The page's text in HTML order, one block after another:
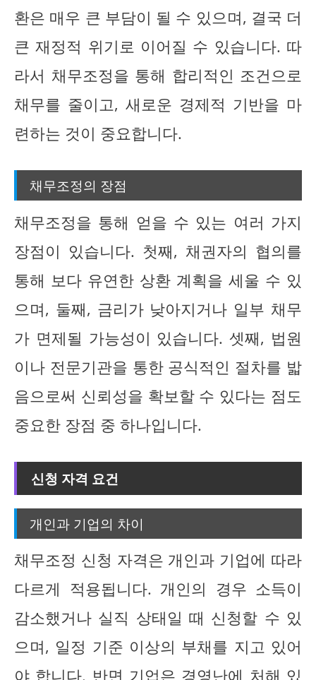
환은 매우 큰 부담이 될 수 있으며, 결국 더
큰 재정적 위기로 이어질 수 있습니다. 따
라서 채무조정을 통해 합리적인 조건으로
채무를 줄이고, 새로운 경제적 기반을 마
련하는 것이 중요합니다.
채무조정의 장점
채무조정을 통해 얻을 수 있는 여러 가지
장점이 있습니다. 첫째, 채권자의 협의를
통해 보다 유연한 상환 계획을 세울 수 있
으며, 둘째, 금리가 낮아지거나 일부 채무
가 면제될 가능성이 있습니다. 셋째, 법원
이나 전문기관을 통한 공식적인 절차를 밟
음으로써 신뢰성을 확보할 수 있다는 점도
중요한 장점 중 하나입니다.
신청 자격 요건
개인과 기업의 차이
채무조정 신청 자격은 개인과 기업에 따라
다르게 적용됩니다. 개인의 경우 소득이
감소했거나 실직 상태일 때 신청할 수 있
으며, 일정 기준 이상의 부채를 지고 있어
야 합니다. 반면 기업은 경영난에 처해 있